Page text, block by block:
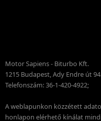
Motor Sapiens - Biturbo Kft.
1215 Budapest, Ady Endre út
Telefonszám: 36-1-420-4922;
A weblapunkon közzétett
honlapon elérhető kínálat